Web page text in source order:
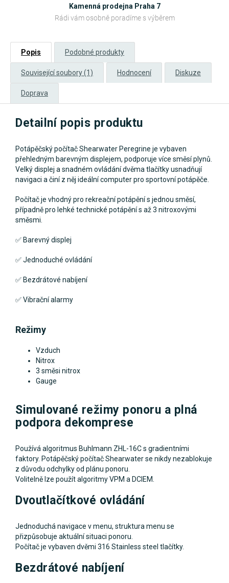
Kamenná prodejna Praha 7
Rádi vám osobně poradíme s výběrem
Popis Podobné produkty
Související soubory (1) Hodnocení Diskuze
Doprava
Detailní popis produktu
Potápěčský počítač Shearwater Peregrine je vybaven
přehledným barevným displejem, podporuje více směsí plynů.
Velký displej a snadném ovládání dvěma tlačítky usnadňují
navigaci a činí z něj ideální computer pro sportovní potápěče.
Počítač je vhodný pro rekreační potápění s jednou směsí,
případně pro lehké technické potápění s až 3 nitroxovými
směsmi.
✅ Barevný displej
✅ Jednoduché ovládání
✅ Bezdrátové nabíjení
✅ Vibrační alarmy
Režimy
Vzduch
Nitrox
3 směsi nitrox
Gauge
Simulované režimy ponoru a plná
podpora dekomprese
Používá algoritmus Buhlmann ZHL-16C s gradientními
faktory. Potápěčský počítač Shearwater se nikdy nezablokuje
z důvodu odchylky od plánu ponoru.
Volitelně lze použít algoritmy VPM a DCIEM.
Dvoutlačítkové ovládání
Jednoduchá navigace v menu, struktura menu se
přizpůsobuje aktuální situaci ponoru.
Počítač je vybaven dvěmi 316 Stainless steel tlačítky.
Bezdrátové nabíjení